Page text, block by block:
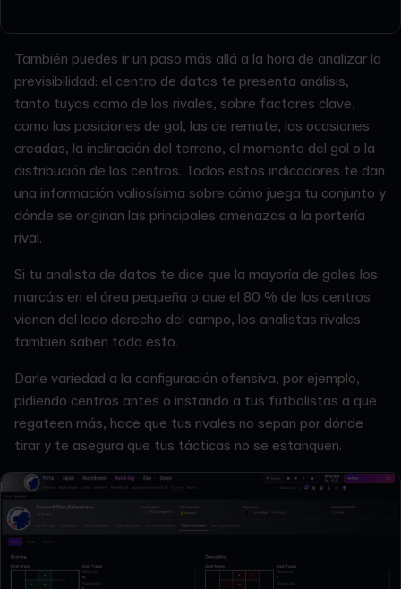
También puedes ir un paso más allá a la hora de analizar la
previsibilidad: el centro de datos te presenta análisis,
tanto tuyos como de los rivales, sobre factores clave,
como las posiciones de gol, las de remate, las ocasiones
creadas, la inclinación del terreno, el momento del gol o la
distribución de los centros. Todos estos indicadores te dan
una información valiosísima sobre cómo juega tu conjunto y
dónde se originan las principales amenazas a la portería
rival.
Si tu analista de datos te dice que la mayoría de goles los
marcáis en el área pequeña o que el 80 % de los centros
vienen del lado derecho del campo, los analistas rivales
también saben todo esto.
Darle variedad a la configuración ofensiva, por ejemplo,
pidiendo centros antes o instando a tus futbolistas a que
regateen más, hace que tus rivales no sepan por dónde
tirar y te asegura que tus tácticas no se estanquen.